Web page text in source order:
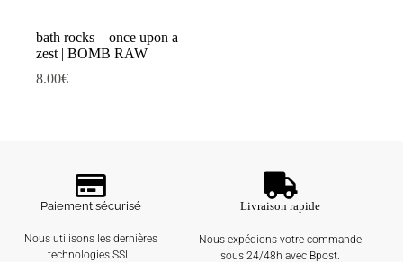
bath rocks – once upon a
zest | BOMB RAW
8.00€
Paiement sécurisé
Nous utilisons les dernières
technologies SSL.
Livraison rapide
Nous expédions votre commande
sous 24/48h avec Bpost.